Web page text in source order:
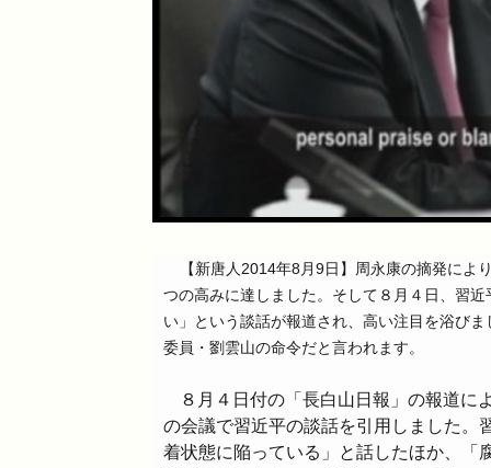
【新唐人2014年8月9日】周永康の摘発に
つの高みに達しました。そして８月４日、習
い」という談話が報道され、高い注目を浴び
委員・劉雲山の命令だと言われます。
８月４日付の「長白山日報」の報道に
の会議で習近平の談話を引用しました。
着状態に陥っている」と話したほか、「